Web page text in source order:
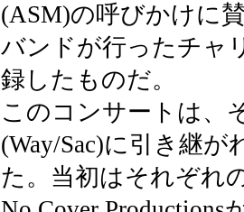
(ASM)の呼びかけに
バンドが行ったチャ
録したものだ。
このコンサートは、
(Way/Sac)に引き継
た。当初はそれぞれ